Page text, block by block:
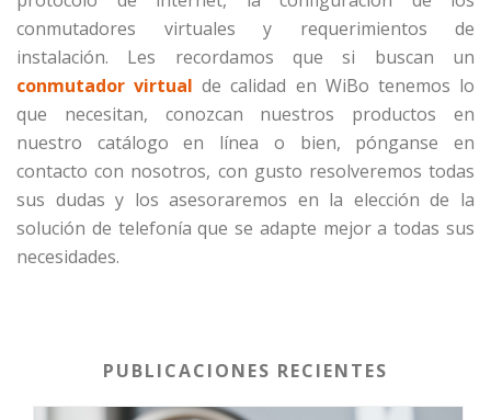
conmutadores virtuales y requerimientos de
instalación. Les recordamos que si buscan un
conmutador virtual de calidad en WiBo tenemos lo
que necesitan, conozcan nuestros productos en
nuestro catálogo en línea o bien, pónganse en
contacto con nosotros, con gusto resolveremos todas
sus dudas y los asesoraremos en la elección de la
solución de telefonía que se adapte mejor a todas sus
necesidades.
PUBLICACIONES RECIENTES